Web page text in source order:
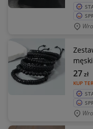
KUP
27zł